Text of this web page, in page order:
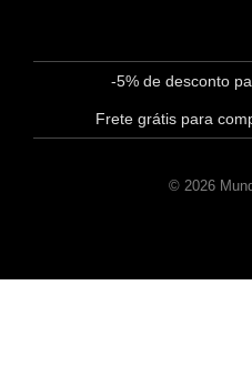
-5% de desconto
Frete grátis para
© 2026